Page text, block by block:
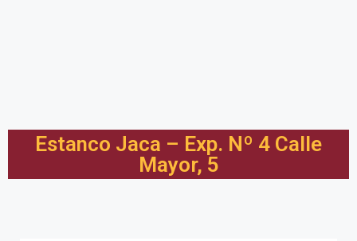
Estanco Jaca – Exp. Nº 4 Calle
Mayor, 5